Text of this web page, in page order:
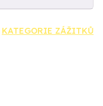
KATEGORIE ZÁŽITKŮ